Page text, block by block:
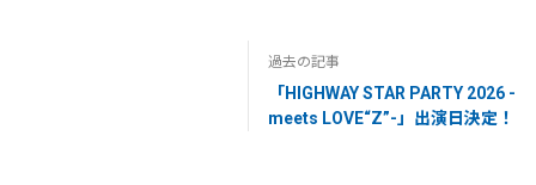
過去の記事
「HIGHWAY STAR PARTY 2026 -
meets LOVE“Z”-」出演日決定！